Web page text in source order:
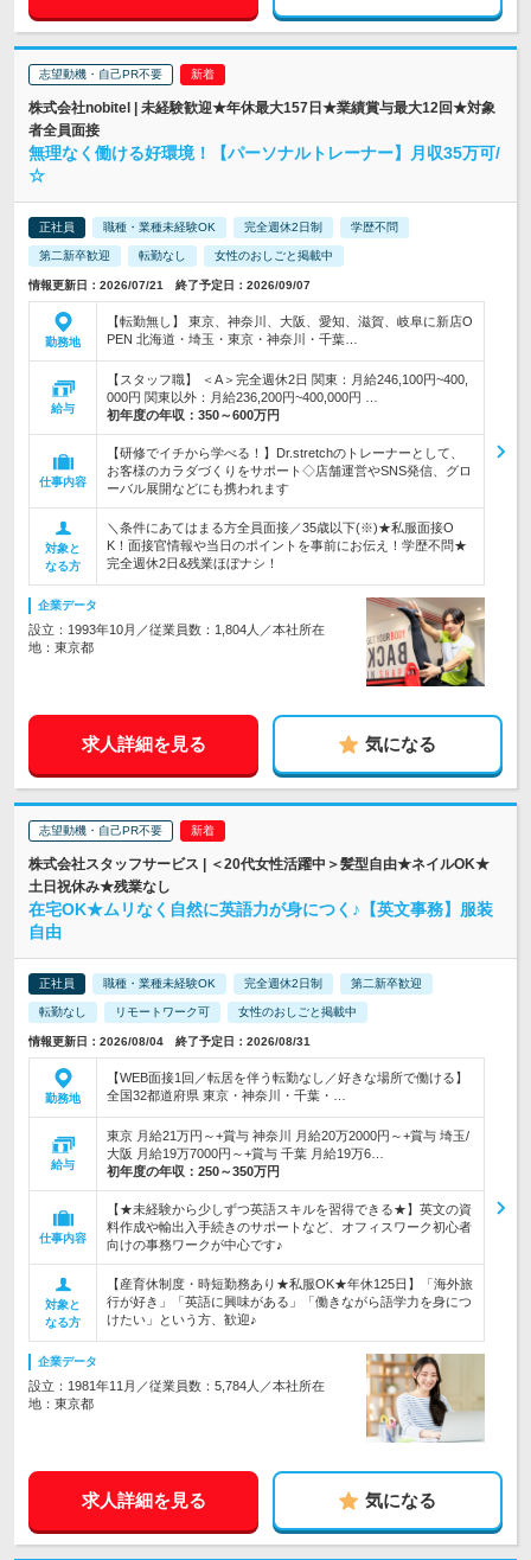
志望動機・自己PR不要
株式会社nobitel | 未経験歓迎★年休最大157日★業績賞与最大12回★対象
者全員面接
無理なく働ける好環境！【パーソナルトレーナー】月収35万可/
☆
正社員 職種・業種未経験OK 完全週休2日制 学歴不問
第二新卒歓迎 転勤なし 女性のおしごと掲載中
情報更新日：2026/07/21 終了予定日：2026/09/07
勤務地
【転勤無し】 東京、神奈川、大阪、愛知、滋賀、岐阜に新店O
PEN 北海道・埼玉・東京・神奈川・千葉…
給与
【スタッフ職】 ＜A＞完全週休2日 関東：月給246,100円~400,
000円 関東以外：月給236,200円~400,000円 …
初年度の年収： 350～600万円
仕事内容
【研修でイチから学べる！】Dr.stretchのトレーナーとして、
お客様のカラダづくりをサポート◇店舗運営やSNS発信、グロ
ーバル展開などにも携われます
対象と
なる方
＼条件にあてはまる方全員面接／35歳以下(※)★私服面接O
K！面接官情報や当日のポイントを事前にお伝え！学歴不問★
完全週休2日&残業ほぼナシ！
企業データ
設立：1993年10月／従業員数：1,804人／本社所在
地：東京都
求人詳細を見る 気になる
志望動機・自己PR不要
株式会社スタッフサービス | ＜20代女性活躍中＞髪型自由★ネイルOK★
土日祝休み★残業なし
在宅OK★ムリなく自然に英語力が身につく♪【英文事務】服装
自由
正社員 職種・業種未経験OK 完全週休2日制 第二新卒歓迎
転勤なし リモートワーク可 女性のおしごと掲載中
情報更新日：2026/08/04 終了予定日：2026/08/31
勤務地
【WEB面接1回／転居を伴う転勤なし／好きな場所で働ける】
全国32都道府県 東京・神奈川・千葉・…
給与
東京 月給21万円～+賞与 神奈川 月給20万2000円～+賞与 埼玉/
大阪 月給19万7000円～+賞与 千葉 月給19万6…
初年度の年収： 250～350万円
仕事内容
【★未経験から少しずつ英語スキルを習得できる★】英文の資
料作成や輸出入手続きのサポートなど、オフィスワーク初心者
向けの事務ワークが中心です♪
対象と
なる方
【産育休制度・時短勤務あり★私服OK★年休125日】「海外旅
行が好き」「英語に興味がある」「働きながら語学力を身につ
けたい」という方、歓迎♪
企業データ
設立：1981年11月／従業員数：5,784人／本社所在
地：東京都
求人詳細を見る 気になる